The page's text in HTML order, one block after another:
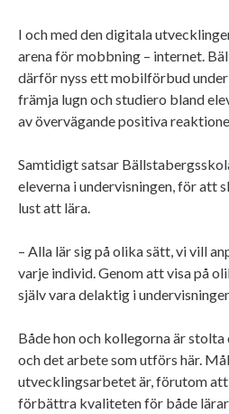
I och med den digitala
arena för mobbning – internet.
därför nyss ett mobilförbud
främja lugn och studiero bland
av övervägande positiva
Samtidigt satsar
eleverna i undervisningen, för att
lust att lära.
– Alla lär sig på olika sätt, vi vill
varje individ. Genom att visa på
själv vara delaktig i
Både hon och kollegorna är stolta
och det arbete som utförs här.
utvecklingsarbetet är, förutom
förbättra kvaliteten för både